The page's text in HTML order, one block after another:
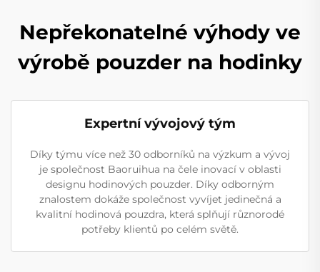
Nepřekonatelné výhody ve
výrobě pouzder na hodinky
Expertní vývojový tým
Díky týmu více než 30 odborníků na výzkum a vývoj
je společnost Baoruihua na čele inovací v oblasti
designu hodinových pouzder. Díky odborným
znalostem dokáže společnost vyvíjet jedinečná a
kvalitní hodinová pouzdra, která splňují různorodé
potřeby klientů po celém světě.